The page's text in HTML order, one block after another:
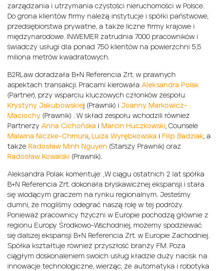
zarządzania i utrzymania czystości nieruchomości w Polsce.
Do grona klientów firmy należą instytucje i spółki państwowe,
przedsiębiorstwa prywatne, a także liczne firmy krajowe i
międzynarodowe. INWEMER zatrudnia 7000 pracowników i
świadczy usługi dla ponad 750 klientów na powierzchni 5,5
miliona metrów kwadratowych.
B2RLaw doradzała B+N Referencia Zrt. w prawnych
aspektach transakcji. Pracami kierowała Aleksandra Polak
(Partner), przy wsparciu kluczowych członków zespołu:
Krystyny Jakubowskiej (Prawnik) i Joanny Markowicz-
Maciochy (Prawnik) . W skład zespołu wchodzili również
Partnerzy Anna Cichońska i Marcin Huczkowski , Counsele
Malwina Niczke-Chmura
Luiza Wyrębkowska i Filip Badziak , a
także Radosław Minh Nguyen (Starszy Prawnik) oraz
Radosław Kowalski (Prawnik).
Aleksandra Polak komentuje: „W ciągu ostatnich 2 lat spółka
B+N Referencia Zrt. dokonała błyskawicznej ekspansji i stała
się wiodącym graczem na rynku regionalnym. Jesteśmy
dumni, że mogliśmy odegrać naszą rolę w tej podróży.
Ponieważ pracownicy fizyczni w Europie pochodzą głównie z
regionu Europy Środkowo-Wschodniej, możemy spodziewać
się dalszej ekspansji B+N Referencia Zrt. w Europie Zachodniej.
Spółka kształtuje również przyszłość branży FM. Poza
ciągłym doskonaleniem swoich usług kładzie duży nacisk na
innowacje technologiczne, wierząc, że automatyka i robotyka